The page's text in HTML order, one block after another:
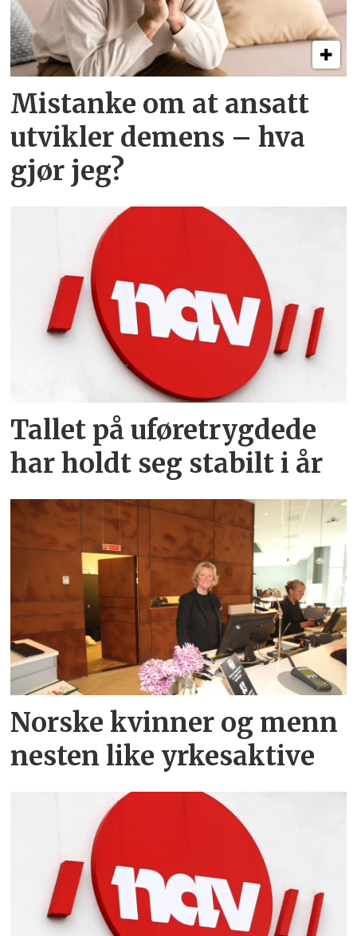
Mistanke om at ansatt
utvikler demens – hva
gjør jeg?
Tallet på uføretrygdede
har holdt seg stabilt i år
Norske kvinner og menn
nesten like yrkesaktive